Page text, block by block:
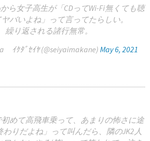
ら女子高生が「CDってWi-Fi無くても聴
バいよね」って言ってたらしい。
繰り返される諸行無常。
ｲｹﾀﾞｾｲﾔ (@seiyaimakane) May 6, 2021
めて高飛車乗って、あまりの怖さに途
わりだよね」って叫んだら、隣のJK2人